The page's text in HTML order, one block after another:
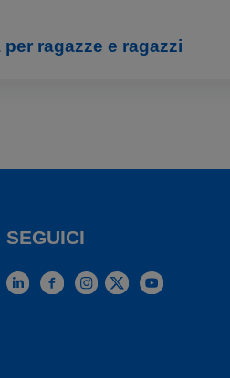
ragazze e ragazzi
SEGUICI